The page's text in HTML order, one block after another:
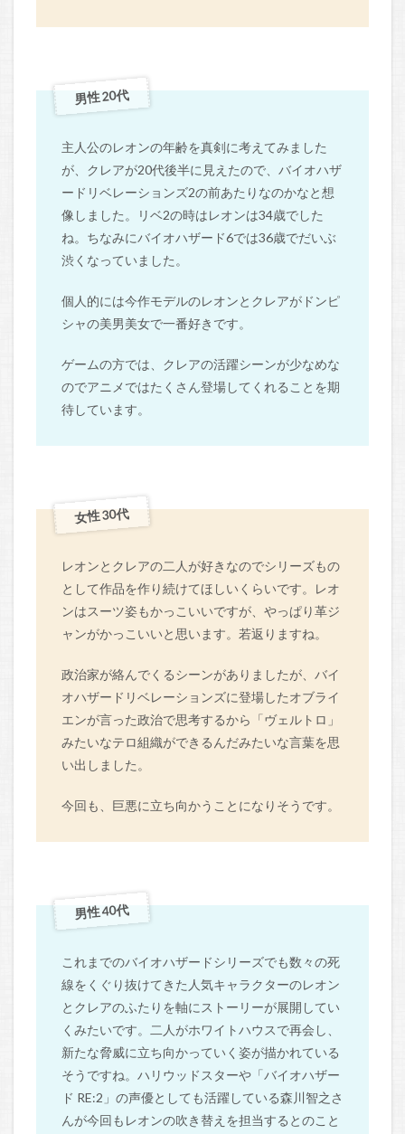
男性 20代
主人公のレオンの年齢を真剣に考えてみました
が、クレアが20代後半に見えたので、バイオハザ
ードリベレーションズ2の前あたりなのかなと想
像しました。リベ2の時はレオンは34歳でした
ね。ちなみにバイオハザード6では36歳でだいぶ
渋くなっていました。
個人的には今作モデルのレオンとクレアがドンピ
シャの美男美女で一番好きです。
ゲームの方では、クレアの活躍シーンが少なめな
のでアニメではたくさん登場してくれることを期
待しています。
女性 30代
レオンとクレアの二人が好きなのでシリーズもの
として作品を作り続けてほしいくらいです。レオ
ンはスーツ姿もかっこいいですが、やっぱり革ジ
ャンがかっこいいと思います。若返りますね。
政治家が絡んでくるシーンがありましたが、バイ
オハザードリベレーションズに登場したオブライ
エンが言った政治で思考するから「ヴェルトロ」
みたいなテロ組織ができるんだみたいな言葉を思
い出しました。
今回も、巨悪に立ち向かうことになりそうです。
男性 40代
これまでのバイオハザードシリーズでも数々の死
線をくぐり抜けてきた人気キャラクターのレオン
とクレアのふたりを軸にストーリーが展開してい
くみたいです。二人がホワイトハウスで再会し、
新たな脅威に立ち向かっていく姿が描かれている
そうですね。ハリウッドスターや「バイオハザー
ド RE:2」の声優としても活躍している森川智之さ
んが今回もレオンの吹き替えを担当するとのこと